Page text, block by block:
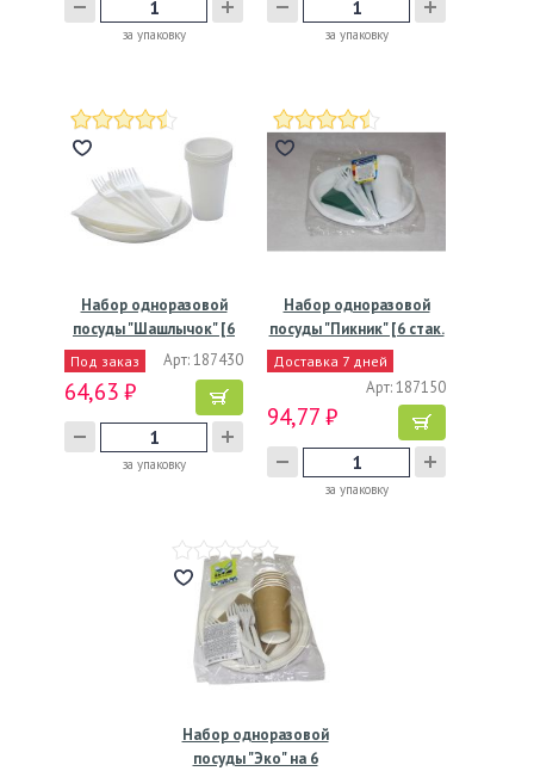
за упаковку за упаковку
Набор одноразовой
посуды "Шашлычок" [6
стак.…
Под заказ Арт: 187430
64,63 ₽
за упаковку
Набор одноразовой
посуды "Пикник" [6 стак.
…
Доставка 7 дней
Арт: 187150
94,77 ₽
за упаковку
Набор одноразовой
посуды "Эко" на 6